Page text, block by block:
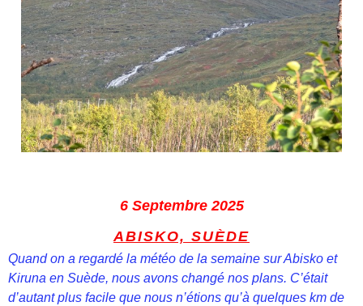
6 Septembre 2025
ABISKO, SUÈDE
Quand on a regardé la météo de la semaine sur Abisko et
Kiruna en Suède, nous avons changé nos plans. C’était
d’autant plus facile que nous n’étions qu’à quelques km de